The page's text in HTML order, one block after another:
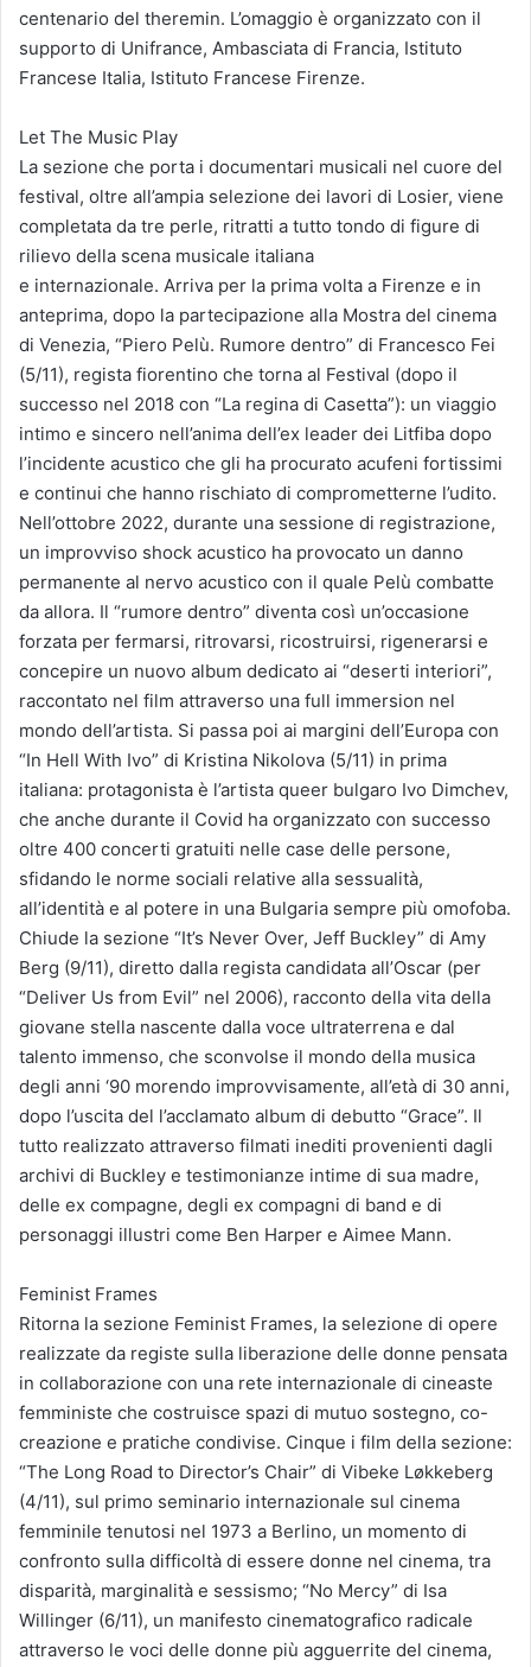
centenario del theremin. L’omaggio è organizzato con il
supporto di Unifrance, Ambasciata di Francia, Istituto
Francese Italia, Istituto Francese Firenze.
Let The Music Play
La sezione che porta i documentari musicali nel cuore del
festival, oltre all’ampia selezione dei lavori di Losier, viene
completata da tre perle, ritratti a tutto tondo di figure di
rilievo della scena musicale italiana
e internazionale. Arriva per la prima volta a Firenze e in
anteprima, dopo la partecipazione alla Mostra del cinema
di Venezia, “Piero Pelù. Rumore dentro” di Francesco Fei
(5/11), regista fiorentino che torna al Festival (dopo il
successo nel 2018 con “La regina di Casetta”): un viaggio
intimo e sincero nell’anima dell’ex leader dei Litfiba dopo
l’incidente acustico che gli ha procurato acufeni fortissimi
e continui che hanno rischiato di comprometterne l’udito.
Nell’ottobre 2022, durante una sessione di registrazione,
un improvviso shock acustico ha provocato un danno
permanente al nervo acustico con il quale Pelù combatte
da allora. Il “rumore dentro” diventa così un’occasione
forzata per fermarsi, ritrovarsi, ricostruirsi, rigenerarsi e
concepire un nuovo album dedicato ai “deserti interiori”,
raccontato nel film attraverso una full immersion nel
mondo dell’artista. Si passa poi ai margini dell’Europa con
“In Hell With Ivo” di Kristina Nikolova (5/11) in prima
italiana: protagonista è l’artista queer bulgaro Ivo Dimchev,
che anche durante il Covid ha organizzato con successo
oltre 400 concerti gratuiti nelle case delle persone,
sfidando le norme sociali relative alla sessualità,
all’identità e al potere in una Bulgaria sempre più omofoba.
Chiude la sezione “It’s Never Over, Jeff Buckley” di Amy
Berg (9/11), diretto dalla regista candidata all’Oscar (per
“Deliver Us from Evil” nel 2006), racconto della vita della
giovane stella nascente dalla voce ultraterrena e dal
talento immenso, che sconvolse il mondo della musica
degli anni ‘90 morendo improvvisamente, all’età di 30 anni,
dopo l’uscita del l’acclamato album di debutto “Grace”. Il
tutto realizzato attraverso filmati inediti provenienti dagli
archivi di Buckley e testimonianze intime di sua madre,
delle ex compagne, degli ex compagni di band e di
personaggi illustri come Ben Harper e Aimee Mann.
Feminist Frames
Ritorna la sezione Feminist Frames, la selezione di opere
realizzate da registe sulla liberazione delle donne pensata
in collaborazione con una rete internazionale di cineaste
femministe che costruisce spazi di mutuo sostegno, co-
creazione e pratiche condivise. Cinque i film della sezione:
“The Long Road to Director’s Chair” di Vibeke Løkkeberg
(4/11), sul primo seminario internazionale sul cinema
femminile tenutosi nel 1973 a Berlino, un momento di
confronto sulla difficoltà di essere donne nel cinema, tra
disparità, marginalità e sessismo; “No Mercy” di Isa
Willinger (6/11), un manifesto cinematografico radicale
attraverso le voci delle donne più agguerrite del cinema,